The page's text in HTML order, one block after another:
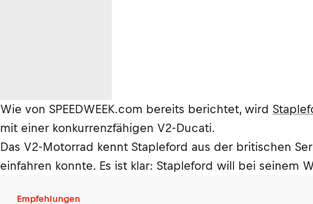
Wie von SPEEDWEEK.com bereits berichtet, wird
mit einer konkurrenzfähigen V2-Ducati.
Das V2-Motorrad kennt Stapleford aus der britischen
einfahren konnte. Es ist klar: Stapleford will bei seinem
Empfehlungen